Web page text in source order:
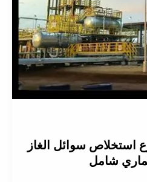
سوائل الغاز
شامل